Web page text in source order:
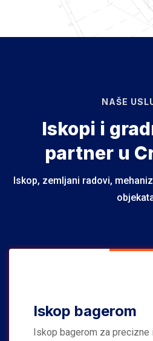
NAŠE
Iskopi i
partner u
Iskop, zemljani radovi,
Iskop bagerom
Iskop bagerom za precizne